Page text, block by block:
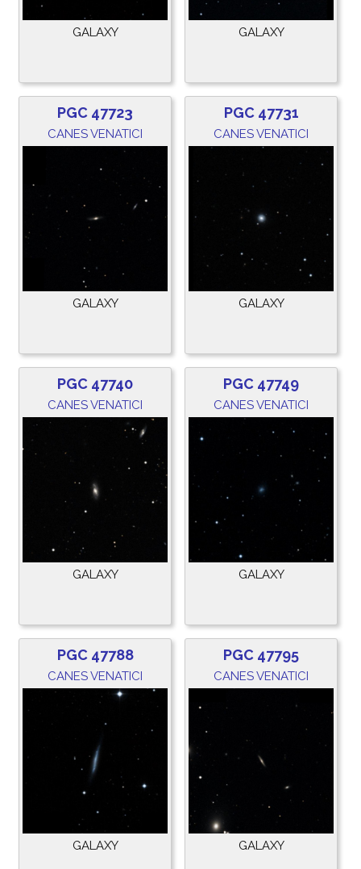
GALAXY GALAXY
PGC 47723
CANES VENATICI
GALAXY
PGC 47731
CANES VENATICI
GALAXY
PGC 47740
CANES VENATICI
GALAXY
PGC 47749
CANES VENATICI
GALAXY
PGC 47788
CANES VENATICI
GALAXY
PGC 47795
CANES VENATICI
GALAXY